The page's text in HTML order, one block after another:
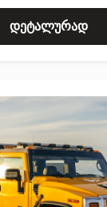
დეტალურად